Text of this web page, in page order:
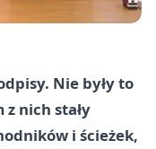
Nie były to
z nich stały
i ścieżek,